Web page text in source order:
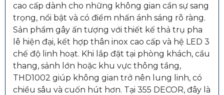
cao cấp dành cho những không gian cần sự sang
trọng, nổi bật và có điểm nhấn ánh sáng rõ ràng.
Sản phẩm gây ấn tượng với thiết kế thả trụ pha
lê hiện đại, kết hợp thân inox cao cấp và hệ LED 3
chế độ linh hoạt. Khi lắp đặt tại phòng khách, cầu
thang, sảnh lớn hoặc khu vực thông tầng,
THD1002 giúp không gian trở nên lung linh, có
chiều sâu và cuốn hút hơn. Tại 355 DECOR, đây là